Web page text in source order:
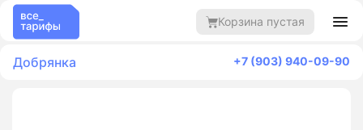
Корзина пустая
Добрянка +7 (903) 940-09-90